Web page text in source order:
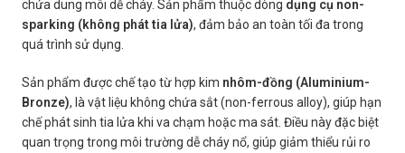
chứa dung môi dễ cháy. Sản phẩm thuộc dòng dụng cụ non-
sparking (không phát tia lửa), đảm bảo an toàn tối đa trong
quá trình sử dụng.
Sản phẩm được chế tạo từ hợp kim nhôm-đồng (Aluminium-
Bronze), là vật liệu không chứa sắt (non-ferrous alloy), giúp hạn
chế phát sinh tia lửa khi va chạm hoặc ma sát. Điều này đặc biệt
quan trọng trong môi trường dễ cháy nổ, giúp giảm thiểu rủi ro